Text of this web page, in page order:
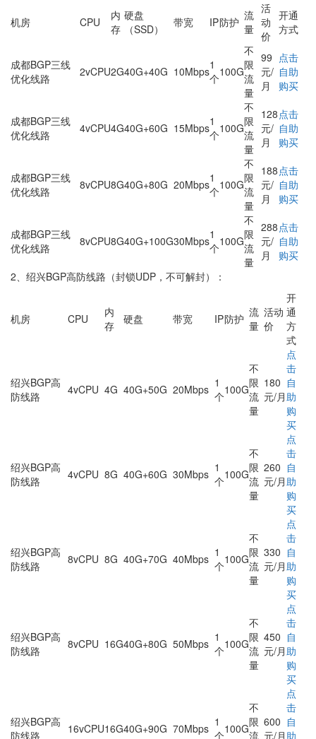
机房 CPU
内
存
硬盘
（SSD）
带宽 IP防护 流
量
活
动
价
开通
方式
成都BGP三线
优化线路
2vCPU2G40G+40G 10Mbps1
个100G
不
限
流
量
99
元/
月
点击
自助
购买
成都BGP三线
优化线路
4vCPU4G40G+60G 15Mbps1
个100G
不
限
流
量
128
元/
月
点击
自助
购买
成都BGP三线
优化线路
8vCPU8G40G+80G 20Mbps1
个100G
不
限
流
量
188
元/
月
点击
自助
购买
成都BGP三线
优化线路
8vCPU8G40G+100G30Mbps1
个100G
不
限
流
量
288
元/
月
点击
自助
购买
2、绍兴BGP高防线路（封锁UDP，不可解封）：
机房 CPU
内
存
硬盘 带宽 IP防护 流
量
活动
价
开
通
方
式
绍兴BGP高
防线路
4vCPU 4G 40G+50G 20Mbps 1
个100G
不
限
流
量
180
元/月
点
击
自
助
购
买
绍兴BGP高
防线路
4vCPU 8G 40G+60G 30Mbps 1
个100G
不
限
流
量
260
元/月
点
击
自
助
购
买
绍兴BGP高
防线路
8vCPU 8G 40G+70G 40Mbps 1
个100G
不
限
流
量
330
元/月
点
击
自
助
购
买
绍兴BGP高
防线路
8vCPU 16G40G+80G 50Mbps 1
个100G
不
限
流
量
450
元/月
点
击
自
助
购
买
绍兴BGP高
防线路
16vCPU16G40G+90G 70Mbps 1
个100G
不
限
流
600
元/月
点
击
自
助